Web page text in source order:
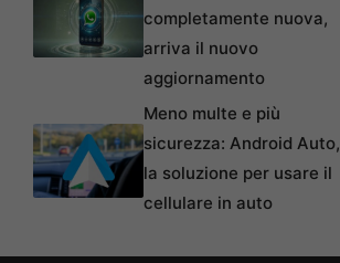
completamente nuova,
arriva il nuovo
aggiornamento
Meno multe e più
sicurezza: Android Auto,
la soluzione per usare il
cellulare in auto